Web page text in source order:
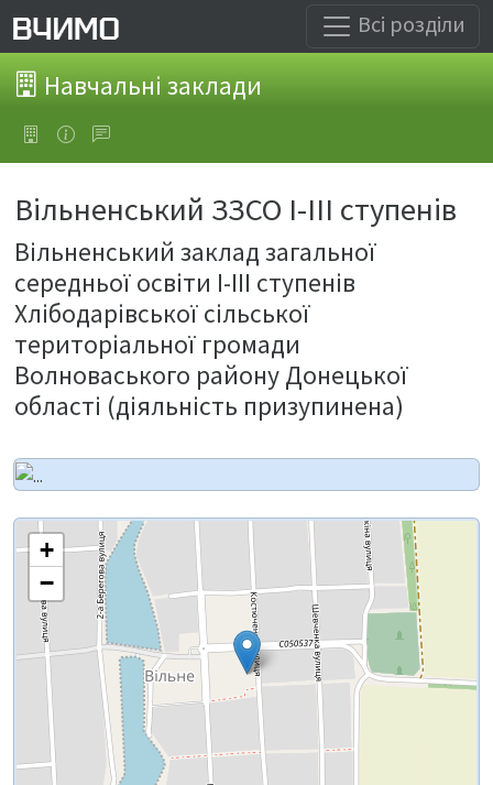
Всі розділи
Навчальні заклади
Вільненський ЗЗСО І-ІІІ ступенів
Вільненський заклад загальної
середньої освіти І-ІІІ ступенів
Хлібодарівської сільської
територіальної громади
Волноваського району Донецької
області (діяльність призупинена)
+
−